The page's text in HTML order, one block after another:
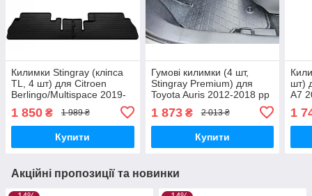
Килимки Stingray (кліпса
TL, 4 шт) для Citroen
Berlingo/Multispace 2019-
1 850 ₴ 1 989 ₴
Купити
Гумові килимки (4 шт,
Stingray Premium) для
Toyota Auris 2012-2018 рр
1 873₴ 2 013 ₴
Купити
шт)
A7
1
Акційні пропозиції та новинки